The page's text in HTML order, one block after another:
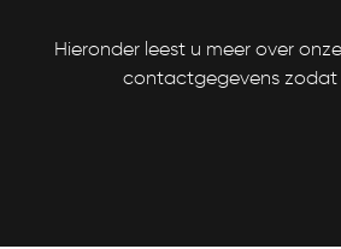
Hieronder leest u meer over
contactgegevens zodat